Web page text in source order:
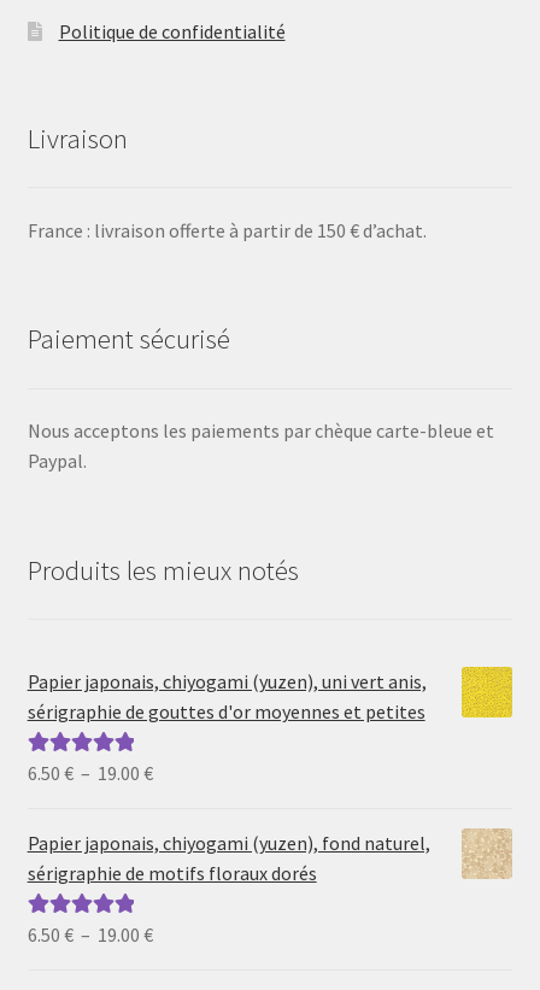
Politique de confidentialité
Livraison
France : livraison offerte à partir de 150 € d’achat.
Paiement sécurisé
Nous acceptons les paiements par chèque carte-bleue et
Paypal.
Produits les mieux notés
Papier japonais, chiyogami (yuzen), uni vert anis,
sérigraphie de gouttes d'or moyennes et petites
Note5.00sur
6.50 € – 19.00 €Plage
prix :
6.50 €
Papier japonais, chiyogami (yuzen), fond naturel,
sérigraphie de motifs floraux dorés
Note5.00sur
6.50 € – 19.00 €Plage